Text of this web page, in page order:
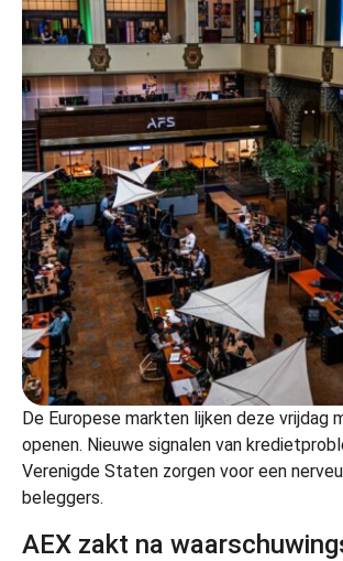
De Europese markten lijken deze vrijdag
openen. Nieuwe signalen van
Verenigde Staten zorgen voor een
beleggers.
AEX zakt na